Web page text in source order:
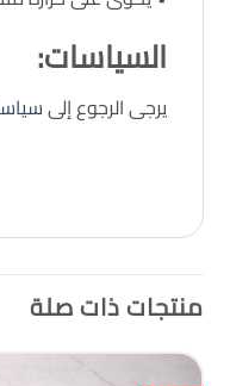
السياسات:
يرجى الرجوع إلى
منتجات ذات صلة